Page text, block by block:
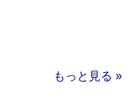
もっと見る »